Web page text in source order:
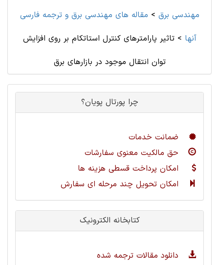
مهندسی برق > مقاله های مهندسی برق و ترجمه فارسی
آنها >تاثیر پارامترهای کنترل استاتکام بر روی افزایش
توان انتقال موجود در بازارهای برق
چرا پورتال پویان؟
ضمانت خدمات
حق مالکیت معنوی سفارشات
امکان پرداخت قسطی هزینه ها
امکان تحویل چند مرحله ای سفارش
کتابخانه الکترونیک
دانلود مقالات ترجمه شده